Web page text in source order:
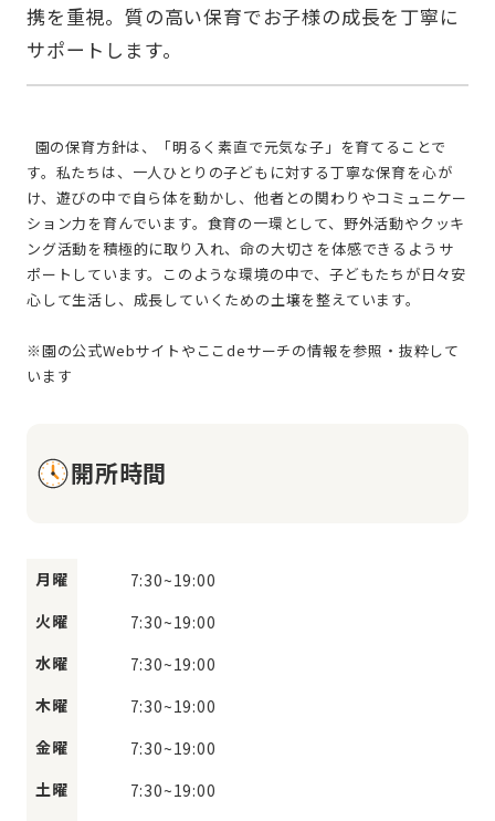
携を重視。質の高い保育でお子様の成長を丁寧に
す。私たちは、一人ひとりの子どもに対する丁寧な保育を心が
け、遊びの中で自ら体を動かし、他者との関わりやコミュニケー
ション力を育んでいます。食育の一環として、野外活動やクッキ
ング活動を積極的に取り入れ、命の大切さを体感できるようサ
ポートしています。このような環境の中で、子どもたちが日々安
心して生活し、成長していくための土壌を整えています。
※園の公式Webサイトやここdeサーチの情報を参照・抜粋して
開所時間
月曜 7:30~19:00
火曜
7:30~19:00
水曜
7:30~19:00
木曜
7:30~19:00
金曜
7:30~19:00
土曜
7:30~19:00